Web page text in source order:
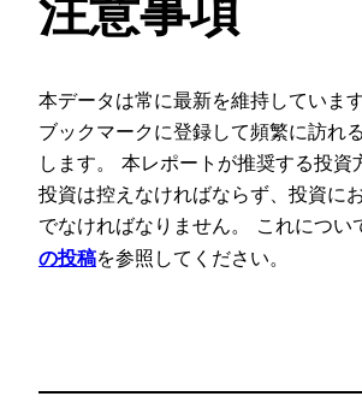
注意事項
本データは常に最新を維持していま
ブックマークに登録して頻繁に訪れ
します。 本レポートが推奨する投資
投資は控えなければならず、投資に
でなければなりません。 これについ
の投稿を参照してください。